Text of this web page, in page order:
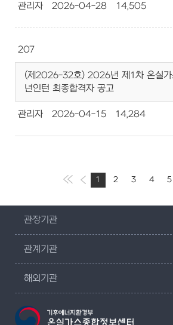
관리자 2026-04-28 14,505
207
(제2026-32호) 2026년 제1차 온실가
년인턴 최종합격자 공고
관리자 2026-04-15 14,284
1 2 3 4 5
관장기관
관계기관
해외기관